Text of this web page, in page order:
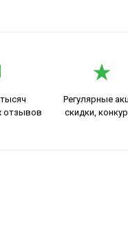
отзывов
Регулярные
скидки,